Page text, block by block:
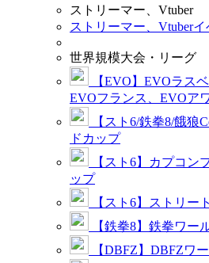
ストリーマー、Vtuber
ストリーマー、Vtuber
世界規模大会・リーグ
【EVO】EVOラス
EVOフランス、EVOア
【スト6/鉄拳8/餓狼
ドカップ
【スト6】カプコン
ップ
【スト6】ストリー
【鉄拳8】鉄拳ワー
【DBFZ】DBFZワ